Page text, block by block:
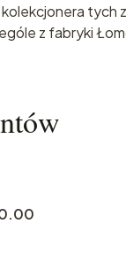
tych
z fabryki